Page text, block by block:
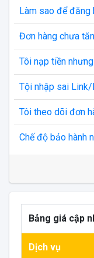
Làm sao để đăng
Đơn hàng chưa
Tôi nạp tiền
Tội nhập sai
Tôi theo dõi đơn
Chế độ bảo hành
Bảng giá cập
Dịch vụ